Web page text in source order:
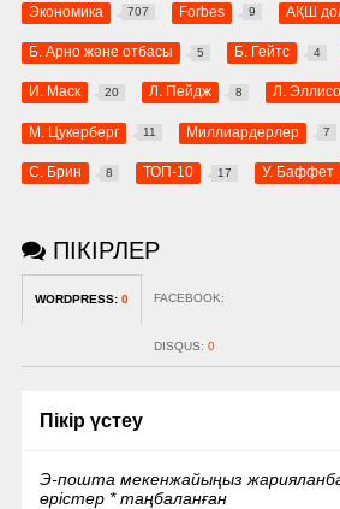
Экономика 707 Forbes 9 АҚШ
Б. Арно және отбасы 5 Б. Гейтс 4
И. Маск 20 Л. Пейдж 8 Л.
М. Цукерберг 11 Миллиардерлер 7
С. Брин 8 ТОП-10 17 У. Баффет
ПІКІРЛЕР
WORDPRESS: 0 FACEBOOK:
DISQUS: 0
Пікір үстеу
Э-пошта мекенжайыңыз
өрістер *таңбаланған